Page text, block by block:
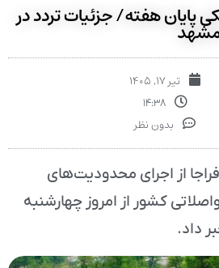
پایان هفته/ جزئیات تردد در
تیر ۱۷, ۱۴۰۵
۱۴:۳۸
بدون نظر
از اجرای محدودیت‌های
کشور از امروز چهارشنبه